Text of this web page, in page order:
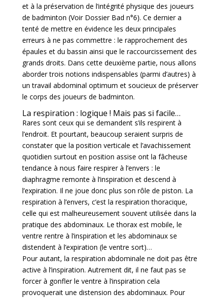
et à la préservation de l’intégrité physique des joueurs
de badminton (Voir Dossier Bad n°6). Ce dernier a
tenté de mettre en évidence les deux principales
erreurs à ne pas commettre : le rapprochement des
épaules et du bassin ainsi que le raccourcissement des
grands droits. Dans cette deuxième partie, nous allons
aborder trois notions indispensables (parmi d’autres) à
un travail abdominal optimum et soucieux de préserver
le corps des joueurs de badminton.
La respiration : logique ! Mais pas si facile…
Rares sont ceux qui se demandent s’ils respirent à
l’endroit. Et pourtant, beaucoup seraient surpris de
constater que la position verticale et l’avachissement
quotidien surtout en position assise ont la fâcheuse
tendance à nous faire respirer à l’envers : le
diaphragme remonte à l’inspiration et descend à
l’expiration. Il ne joue donc plus son rôle de piston. La
respiration à l’envers, c’est la respiration thoracique,
celle qui est malheureusement souvent utilisée dans la
pratique des abdominaux. Le thorax est mobile, le
ventre rentre à l’inspiration et les abdominaux se
distendent à l’expiration (le ventre sort)…
Pour autant, la respiration abdominale ne doit pas être
active à l’inspiration. Autrement dit, il ne faut pas se
forcer à gonfler le ventre à l’inspiration cela
provoquerait une distension des abdominaux. Pour